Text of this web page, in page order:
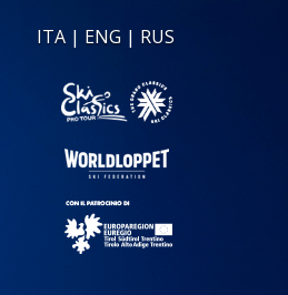
ITA | ENG | RUS